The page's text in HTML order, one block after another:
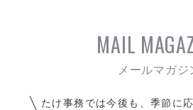
MAIL
たけ事務では今後も、季節に